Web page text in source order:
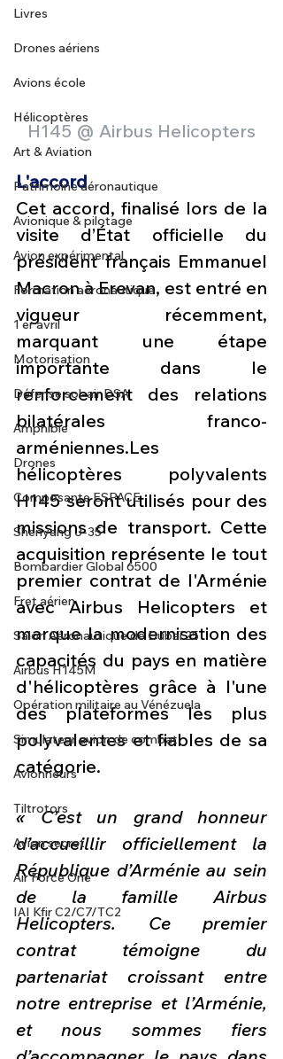
Livres
Drones aériens
Avions école
Hélicoptères
Art & Aviation
Patrimoine aéronautique
Avionique & pilotage
Avion expérimental
Formation aéronautique
1 er avril
Motorisation
Défense sol-air DSA
Amphibie
Drones
Composante ESPACE
Shenyang J-35
Bombardier Global 6500
Fret aérien
Salon Aéronautique de Dubaï 25
Airbus H145M
Opération militaire au Vénézuela
Simulateur avion de combat
Avionneurs
Tiltrotors
Avion secret
Air Force One
IAI Kfir C2/C7/TC2
H145 @ Airbus Helicopters
L'accord
Cet accord, finalisé lors de la
visite d’État officielle du
président français Emmanuel
Macron à Erevan, est entré en
vigueur récemment,
marquant une étape
importante dans le
renforcement des relations
bilatérales franco-
arméniennes.Les
hélicoptères polyvalents
H145 seront utilisés pour des
missions de transport. Cette
acquisition représente le tout
premier contrat de l'Arménie
avec Airbus Helicopters et
marque la modernisation des
capacités du pays en matière
d'hélicoptères grâce à l'une
des plateformes les plus
polyvalentes et fiables de sa
catégorie.
« C’est un grand honneur
d’accueillir officiellement la
République d’Arménie au sein
de la famille Airbus
Helicopters. Ce premier
contrat témoigne du
partenariat croissant entre
notre entreprise et l’Arménie,
et nous sommes fiers